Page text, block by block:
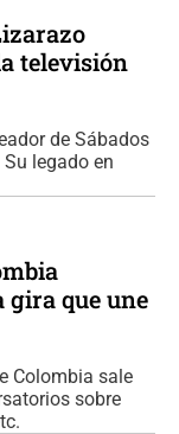
televisión
de Sábados
legado en
gira que une
Colombia sale
sobre